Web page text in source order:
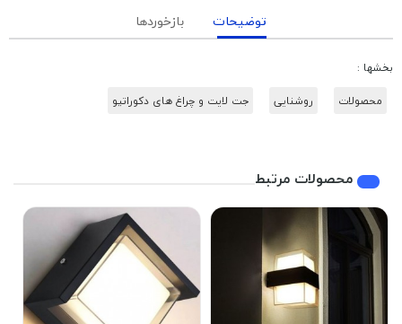
توضیحات بازخوردها
بخشها :
محصولات
روشنایی جت لایت و چراغ های دکوراتیو
محصولات مرتبط